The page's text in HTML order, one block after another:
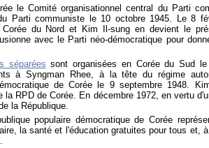
le Comité organisationnel central du Parti
Parti communiste
le 10 octobre 1945 . Le 8
Corée du Nord et Kim Il-sung en devient le
avec le Parti néo-démocratique pour
séparées sont organisées en Corée du Sud
à Syngman Rhee, à la tête du régime
de Corée
le 9 septembre 1948 .
la RPD de Corée. En décembre 1972, en vertu
la République.
populaire démocratique de Corée
la santé et l'éducation gratuites pour tous et,